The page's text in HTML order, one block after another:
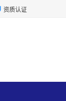
资质认证